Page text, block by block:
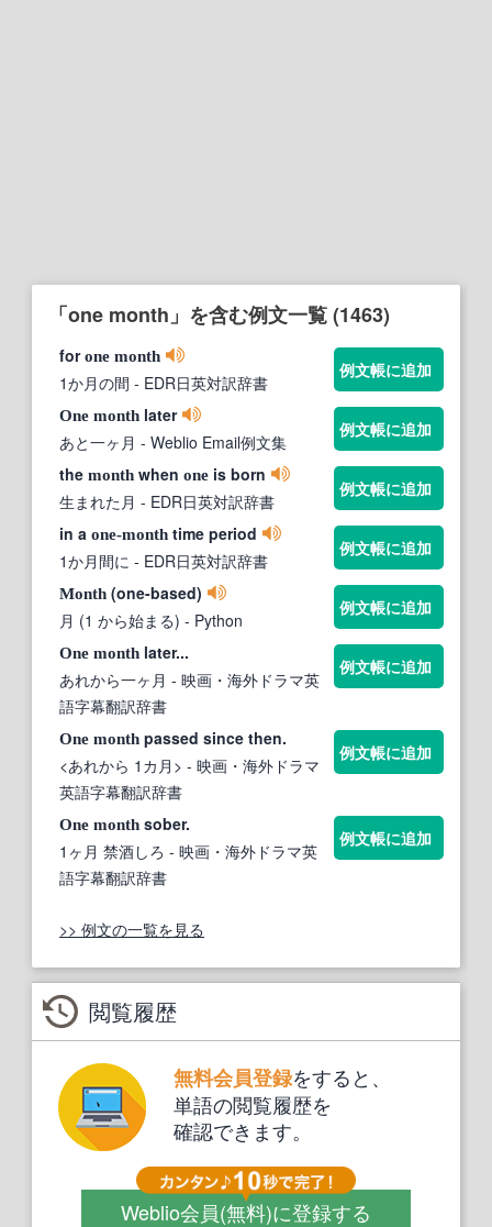
「one month」を含む例文一覧 (1463)
forone month
1か月の間 - EDR日英対訳辞書
例文帳に追加
One month later
あと一ヶ月 - Weblio Email例文集
例文帳に追加
the month when one is born
生まれた月 - EDR日英対訳辞書
例文帳に追加
in a one-month time period
1か月間に - EDR日英対訳辞書
例文帳に追加
Month (one-based)
月 (1 から始まる) - Python
例文帳に追加
One month later...
あれから一ヶ月 - 映画・海外ドラマ英
語字幕翻訳辞書
例文帳に追加
One month passed since then.
<あれから 1カ月> - 映画・海外ドラマ
英語字幕翻訳辞書
例文帳に追加
One month sober.
1ヶ月 禁酒しろ - 映画・海外ドラマ英
語字幕翻訳辞書
例文帳に追加
>> 例文の一覧を見る
閲覧履歴
無料会員登録をすると、
単語の閲覧履歴を
確認できます。
Weblio会員(無料)に登録する